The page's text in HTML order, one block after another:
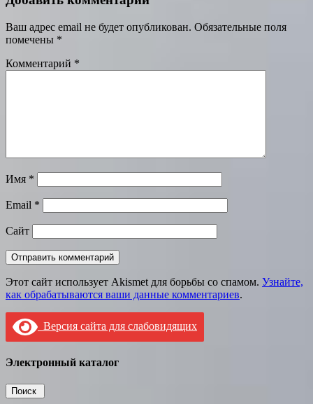
Ваш адрес email не будет опубликован. Обязательные поля
помечены *
Комментарий *
Имя *
Email *
Сайт
Этот сайт использует Akismet для борьбы со спамом. Узнайте,
как обрабатываются ваши данные комментариев.
Версия сайта для слабовидящих
Электронный каталог